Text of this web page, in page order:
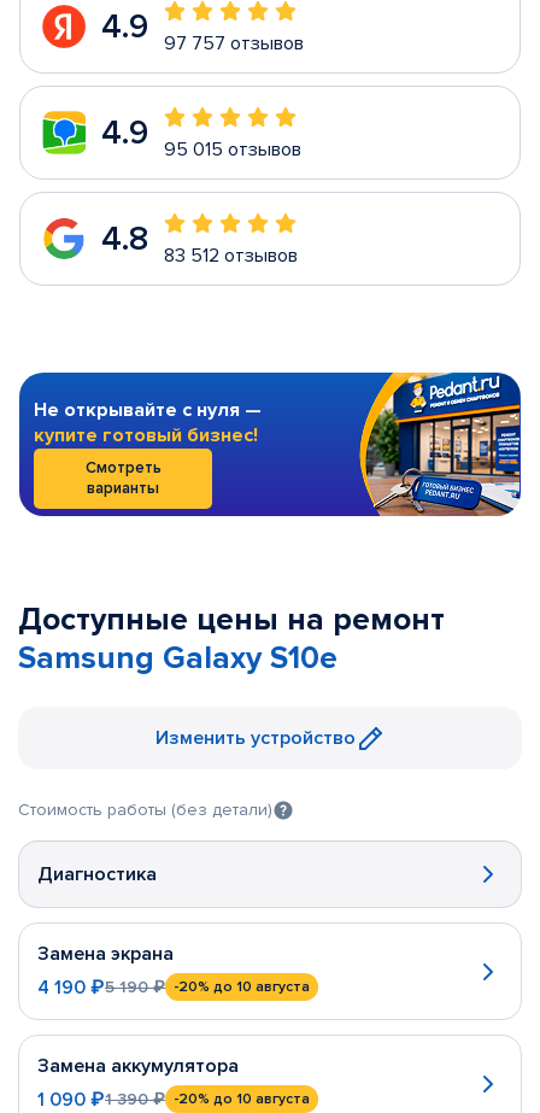
4.9 97 757 отзывов
4.9 95 015 отзывов
4.8 83 512 отзывов
Не открывайте с нуля —
купите готовый бизнес!
Смотреть
варианты
Доступные цены на ремонт
Samsung Galaxy S10e
Изменить устройство
Стоимость работы (без детали)
Диагностика
Замена экрана
4 190 ₽5 190 ₽ -20% до 10 августа
Замена аккумулятора
1 090 ₽1 390 ₽ -20% до 10 августа